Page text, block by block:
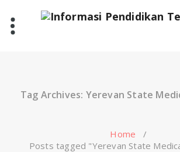
content
Tag Archives: Yerevan State
Home /
Posts tagged "Yerevan State